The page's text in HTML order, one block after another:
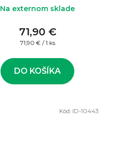
Na externom sklade
71,90 €
Jednotková
71,90 € / 1 ks
DO KOŠÍKA
Kód: ID-10443